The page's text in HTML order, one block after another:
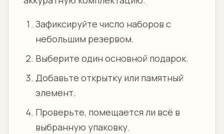
Зафиксируйте число наборов с
небольшим резервом.
Выберите один основной подарок.
Добавьте открытку или памятный
элемент.
Проверьте, помещается ли всё в
выбранную упаковку.